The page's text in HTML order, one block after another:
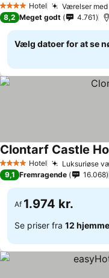
4 StjernerHotel Værelser
8,2 Meget godt 4.761
Vælg datoer for at se
4 StjernerHotel Luksuriøse
Clontarf Castle
9,1 Fremragende 16.068
Af 1.974 kr.
Se priser fra 12